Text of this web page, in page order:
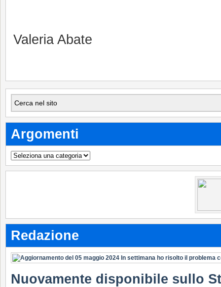
Valeria Abate
Argomenti
Argomenti
Redazione
Nuovamente disponibile sullo